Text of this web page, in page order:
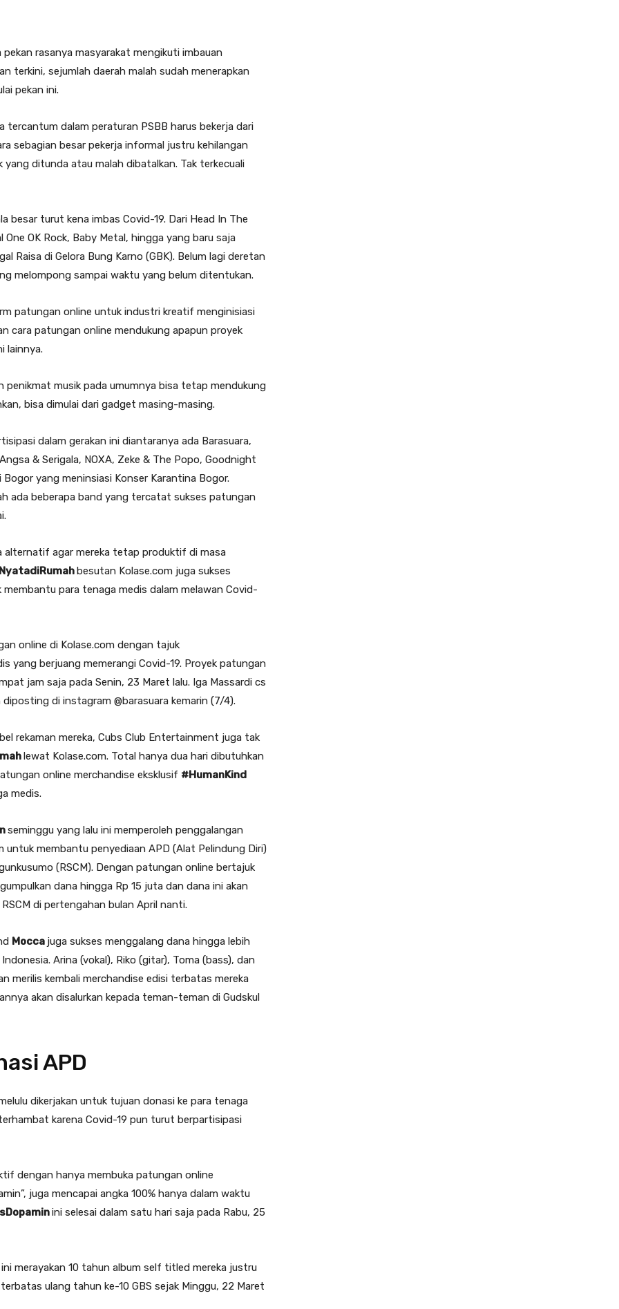
rasanya masyarakat mengikuti imbauan
terkini, sejumlah daerah malah sudah menerapkan
pekan ini.
tercantum dalam peraturan PSBB harus bekerja dari
sebagian besar pekerja informal justru kehilangan
ditunda atau malah dibatalkan. Tak terkecuali
besar turut kena imbas Covid-19. Dari Head In The
OK Rock, Baby Metal, hingga yang baru saja
Raisa di Gelora Bung Karno (GBK). Belum lagi deretan
melompong sampai waktu yang belum ditentukan.
patungan online untuk industri kreatif menginisiasi
cara patungan online mendukung apapun proyek
lainnya.
penikmat musik pada umumnya bisa tetap mendukung
bisa dimulai dari gadget masing-masing.
dalam gerakan ini diantaranya ada Barasuara,
& Serigala, NOXA, Zeke & The Popo, Goodnight
yang meninsiasi Konser Karantina Bogor.
ada beberapa band yang tercatat sukses patungan
alternatif agar mereka tetap produktif di masa
besutan Kolase.com juga sukses
para tenaga medis dalam melawan Covid-
online di Kolase.com dengan tajuk
yang berjuang memerangi Covid-19. Proyek patungan
jam saja pada Senin, 23 Maret lalu. Iga Massardi cs
di instagram @barasuara kemarin (7/4).
rekaman mereka, Cubs Club Entertainment juga tak
lewat Kolase.com. Total hanya dua hari dibutuhkan
online merchandise eksklusif #HumanKind
medis.
seminggu yang lalu ini memperoleh penggalangan
untuk membantu penyediaan APD (Alat Pelindung Diri)
(RSCM). Dengan patungan online bertajuk
dana hingga Rp 15 juta dan dana ini akan
di pertengahan bulan April nanti.
Mocca juga sukses menggalang dana hingga lebih
Arina (vokal), Riko (gitar), Toma (bass), dan
merilis kembali merchandise edisi terbatas mereka
akan disalurkan kepada teman-teman di Gudskul
APD
dikerjakan untuk tujuan donasi ke para tenaga
karena Covid-19 pun turut berpartisipasi
dengan hanya membuka patungan online
juga mencapai angka 100% hanya dalam waktu
ini selesai dalam satu hari saja pada Rabu, 25
merayakan 10 tahun album self titled mereka justru
ulang tahun ke-10 GBS sejak Minggu, 22 Maret